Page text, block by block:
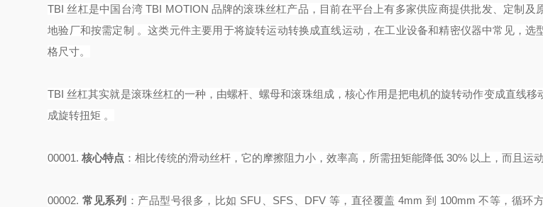
TBI 丝杠是中国台湾 TBI MOTION 品牌的滚珠丝杠产品，目前在平台上有多家供应商提供批发、定制及
地验厂和按需定制 。这类元件主要用于将旋转运动转换成直线运动，在工业设备和精密仪器中常见，选
格尺寸。
TBI 丝杠其实就是滚珠丝杠的一种，由螺杆、螺母和滚珠组成，核心作用是把电机的旋转动作变成直线移
成旋转扭矩 。‌‌‌
00001.核心特点 ：相比传统的滑动丝杆，它的摩擦阻力小，效率高，所需扭矩能降低 30% 以上，而且运
00002. 常见系列 ：产品型号很多，比如 SFU、SFS、DFV 等，直径覆盖 4mm 到 100mm 不等，循环